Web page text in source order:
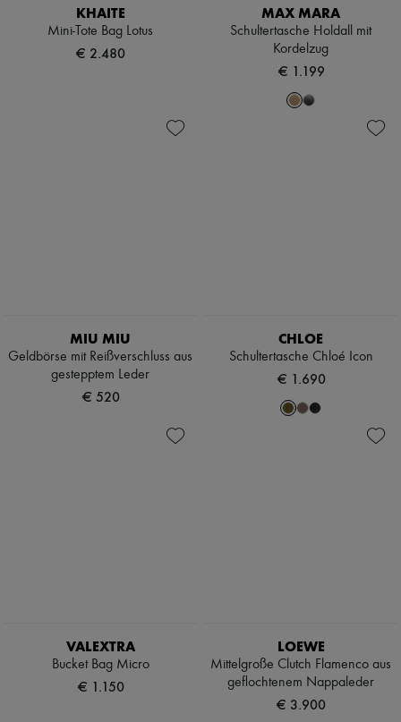
KHAITE
Mini-Tote Bag Lotus
€ 2.480
MAX MARA
Schultertasche Holdall mit
Kordelzug
€ 1.199
MIU MIU
Geldbörse mit Reißverschluss aus
gestepptem Leder
€ 520
CHLOE
Schultertasche Chloé Icon
€ 1.690
VALEXTRA
Bucket Bag Micro
€ 1.150
LOEWE
Mittelgroße Clutch Flamenco aus
geflochtenem Nappaleder
€ 3.900